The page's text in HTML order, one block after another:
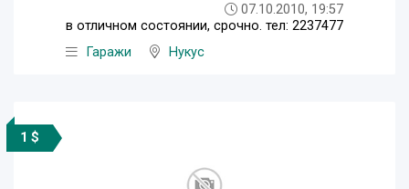
07.10.2010, 19:57
в отличном состоянии, срочно. тел: 2237477
Гаражи
Нукус
1 $